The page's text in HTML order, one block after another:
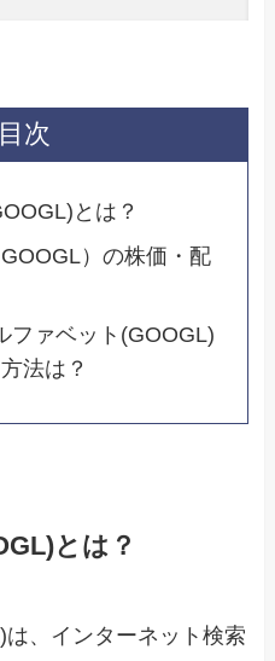
目次
とは？
）の株価・配
ファベット(GOOGL)
法は？
とは？
、インターネット検索